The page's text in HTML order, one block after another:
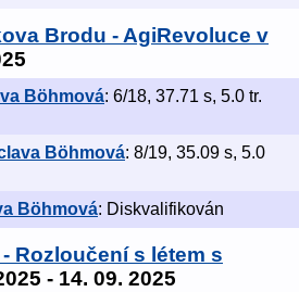
Brodu - AgiRevoluce v
Böhmová: 6/18, 37.71 s, 5.0 tr.
Böhmová: 8/19, 35.09 s, 5.0
Böhmová: Diskvalifikován
Rozloučení s létem s
- 14. 09. 2025